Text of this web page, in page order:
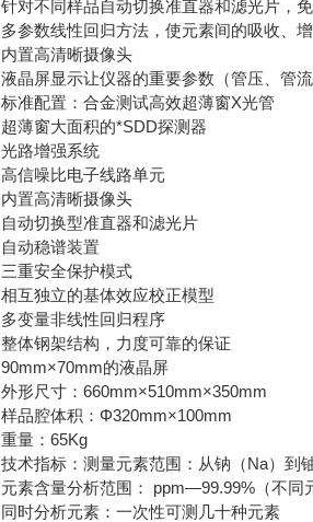
针对不同样品自动切换准直器和滤光片，
多参数线性回归方法，使元素间的吸收、
内置高清晰摄像头
液晶屏显示让仪器的重要参数（管压、管
标准配置：合金测试高效超薄窗X光管
超薄窗大面积的*SDD探测器
光路增强系统
高信噪比电子线路单元
内置高清晰摄像头
自动切换型准直器和滤光片
自动稳谱装置
三重安全保护模式
相互独立的基体效应校正模型
多变量非线性回归程序
整体钢架结构，力度可靠的保证
90mm×70mm的液晶屏
外形尺寸：660mm×510mm×350mm
样品腔体积：Φ320mm×100mm
重量：65Kg
技术指标：测量元素范围：从钠（Na）到
元素含量分析范围： ppm—99.99%（不同
同时分析元素：一次性可测几十种元素